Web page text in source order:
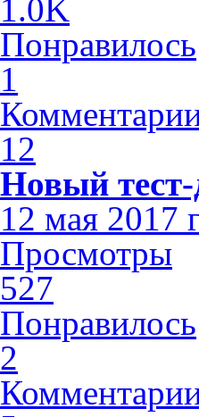
1.0K
Понравилось
1
12
Новый
12 мая 2017
Просмотры
527
Понравилось
2